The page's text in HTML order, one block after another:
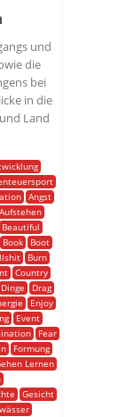
und
die
bei
in die
Land
Angst
Aufstehen
Beautiful
Book
Boot
Burn
Country
Dinge
Drag
Enjoy
Event
Fear
Formung
Lernen
Gesicht